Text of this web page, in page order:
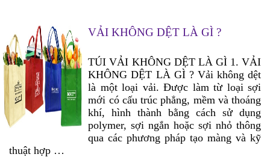
VẢI KHÔNG DỆT LÀ GÌ ?
TÚI VẢI KHÔNG DỆT LÀ GÌ 1. VẢI
KHÔNG DỆT LÀ GÌ ? Vải không dệt
là một loại vải. Được làm từ loại sợi
mới có cấu trúc phẳng, mềm và thoáng
khí, hình thành bằng cách sử dụng
polymer, sợi ngắn hoặc sợi nhỏ thông
qua các phương pháp tạo màng và kỹ
thuật hợp …